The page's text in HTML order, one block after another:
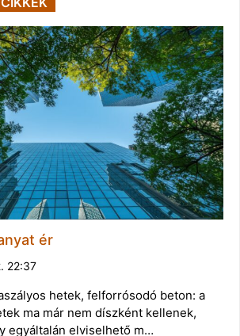
ér
22:37
hetek, felforrósodó beton: a
ma már nem díszként kellenek,
egyáltalán elviselhető m…